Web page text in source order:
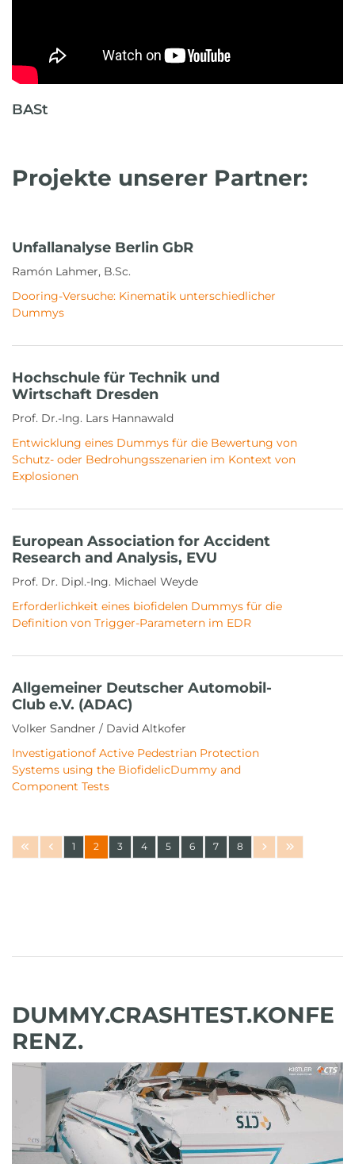
BASt
Projekte unserer Partner:
Unfallanalyse Berlin GbR
Ramón Lahmer, B.Sc.
Dooring-Versuche: Kinematik unterschiedlicher
Dummys
Hochschule für Technik und
Wirtschaft Dresden
Prof. Dr.-Ing. Lars Hannawald
Entwicklung eines Dummys für die Bewertung von
Schutz- oder Bedrohungsszenarien im Kontext von
Explosionen
European Association for Accident
Research and Analysis, EVU
Prof. Dr. Dipl.-Ing. Michael Weyde
Erforderlichkeit eines biofidelen Dummys für die
Definition von Trigger-Parametern im EDR
Allgemeiner Deutscher Automobil-
Club e.V. (ADAC)
Volker Sandner / David Altkofer
Investigationof Active Pedestrian Protection
Systems using the BiofidelicDummy and
Component Tests
1 2 3 4 5 6 7 8
DUMMY.CRASHTEST.KONFE
RENZ.